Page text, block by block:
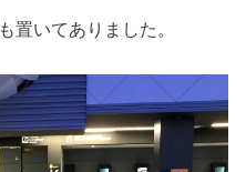
も置いてありました。